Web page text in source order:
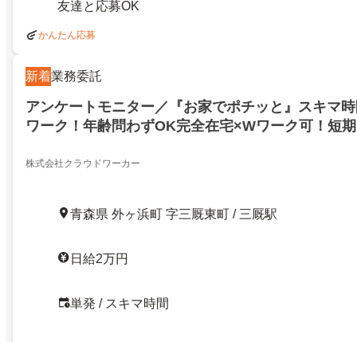
友達と応募OK
かんたん応募
新着業務委託
アンケートモニター／『お家でポチッと』スキマ
ワーク！年齢問わずOK完全在宅×Wワーク可！短
感が魅力(373)／『お家でポチッと』スキマ時間に
魅力(373)／18109303
株式会社クラウドワーカー
青森県 外ヶ浜町 字三厩東町 / 三厩駅
日給2万円
単発 / スキマ時間